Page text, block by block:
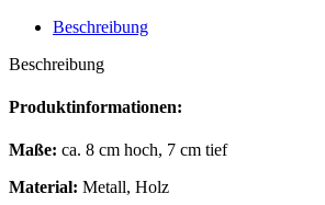
Beschreibung
Beschreibung
Produktinformationen:
Maße: ca. 8 cm hoch, 7 cm tief
Material: Metall, Holz